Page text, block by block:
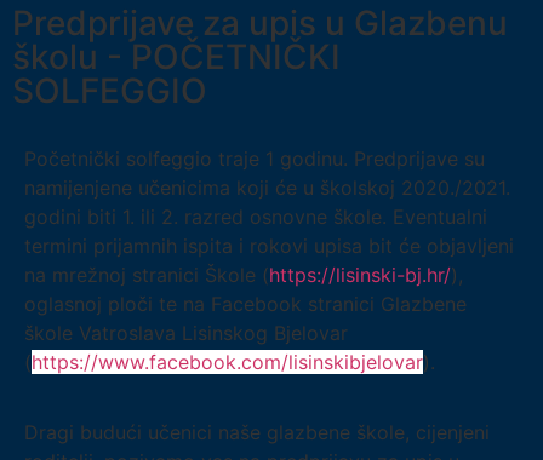
Predprijave za upis u Glazbenu
školu - POČETNIČKI
SOLFEGGIO
Početnički solfeggio traje 1 godinu. Predprijave su
namijenjene učenicima koji će u školskoj 2020./2021.
godini biti 1. ili 2. razred osnovne škole. Eventualni
termini prijamnih ispita i rokovi upisa bit će objavljeni
na mrežnoj stranici Škole (https://lisinski-bj.hr/),
oglasnoj ploči te na Facebook stranici Glazbene
škole Vatroslava Lisinskog Bjelovar
(https://www.facebook.com/lisinskibjelovar).
Dragi budući učenici naše glazbene škole, cijenjeni